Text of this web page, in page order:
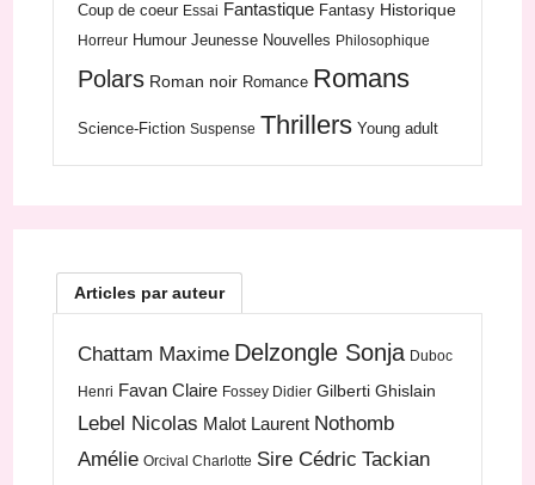
Coup de coeur Essai Fantastique Fantasy Historique
Horreur Humour Jeunesse Nouvelles Philosophique
Polars Roman noir Romance Romans
Science-Fiction Suspense Thrillers Young adult
Articles par auteur
Chattam Maxime Delzongle Sonja Duboc
Henri Favan Claire Fossey Didier Gilberti Ghislain
Lebel Nicolas Malot Laurent Nothomb
Amélie Orcival Charlotte Sire Cédric Tackian